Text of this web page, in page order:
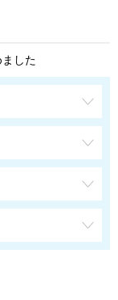
した